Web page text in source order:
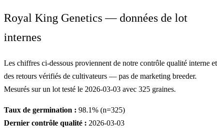
Royal King Genetics — données de lot
internes
Les chiffres ci-dessous proviennent de notre contrôle qualité interne et
des retours vérifiés de cultivateurs — pas de marketing breeder.
Mesurés sur un lot testé le 2026-03-03 avec 325 graines.
Taux de germination : 98.1% (n=325)
Dernier contrôle qualité : 2026-03-03